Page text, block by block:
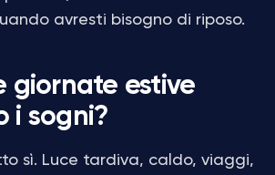
avresti bisogno di riposo.
giornate estive
i sogni?
sì. Luce tardiva, caldo, viaggi,